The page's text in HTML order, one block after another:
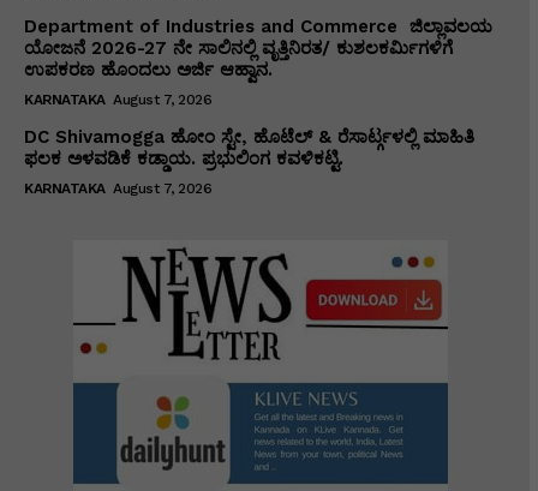
Department of Industries and Commerce ಜಿಲ್ಲಾವಲಯ
ಯೋಜನೆ 2026-27 ನೇ ಸಾಲಿನಲ್ಲಿ ವೃತ್ತಿನಿರತ/ ಕುಶಲಕರ್ಮಿಗಳಿಗೆ
ಉಪಕರಣ ಹೊಂದಲು ಅರ್ಜಿ ಆಹ್ವಾನ.
KARNATAKA August 7, 2026
DC Shivamogga ಹೋಂ ಸ್ಟೇ, ಹೊಟೆಲ್ & ರೆಸಾರ್ಟ್ಗಳಲ್ಲಿ ಮಾಹಿತಿ
ಫಲಕ ಅಳವಡಿಕೆ ಕಡ್ಡಾಯ. ಪ್ರಭುಲಿಂಗ ಕವಳಿಕಟ್ಟಿ.
KARNATAKA August 7, 2026